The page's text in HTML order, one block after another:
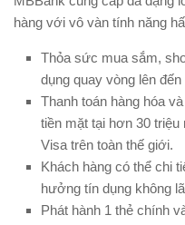
hàng với vô vàn tính năng
Thỏa sức mua sắm,
dụng quay vòng lên đến
Thanh toán hàng hóa
tiền mặt tại hơn 30
Visa trên toàn thế giới.
Khách hàng có thể chi
hưởng tín dụng không
Phát hành 1 thẻ chính